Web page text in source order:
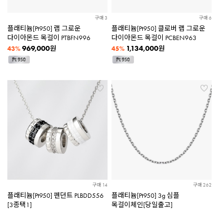
구매 3
플래티늄[Pt950] 랩 그로운
다이아몬드 목걸이 PTBFN996
43% 969,000원
구매 6
플래티늄[Pt950] 클로버 랩 그로운
다이아몬드 목걸이 PCBEN963
45% 1,134,000원
구매 14
플래티늄[Pt950] 펜던트 PLBDD556
[3종택1]
구매 262
플래티늄[Pt950] 3g 심플
목걸이체인[당일출고]